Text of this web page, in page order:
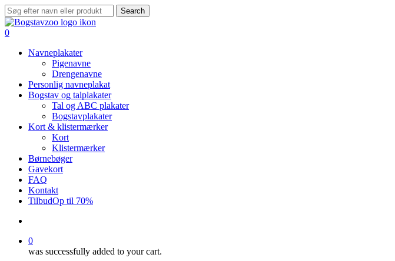
Skip
to
main
Search
Close
Search
search
0
Navneplakater
Pigenavne
Drengenavne
Personlig navneplakat
Bogstav og talplakater
Tal og ABC plakater
Bogstavplakater
Kort & klistermærker
Kort
Klistermærker
Børnebøger
Gavekort
FAQ
Kontakt
TilbudOp til 70%
0
was successfully added to your cart.